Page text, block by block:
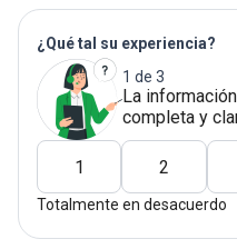
¿Qué tal su experiencia?
1 de 3
La
completa y
1 2
Totalmente en desacuerdo